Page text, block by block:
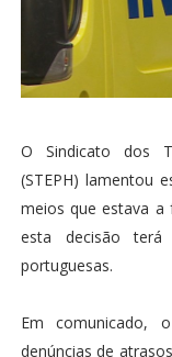
O Sindicato dos
(STEPH) lamentou
meios que estava a
esta decisão terá
portuguesas.
Em comunicado,
denúncias de